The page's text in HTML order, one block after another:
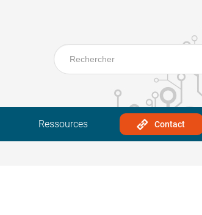
Ressources Contact